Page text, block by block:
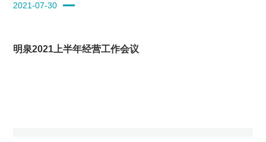
2021-07-30
明泉2021上半年经营工作会议